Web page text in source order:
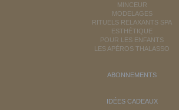
MINCEUR
MODELAGES
RITUELS RELAXANTS SPA
ESTHÉTIQUE
POUR LES ENFANTS
LES APÉROS THALASSO
ABONNEMENTS
IDÉES CADEAUX